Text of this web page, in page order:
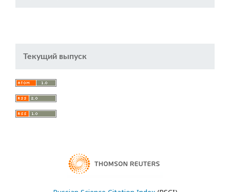
Текущий выпуск